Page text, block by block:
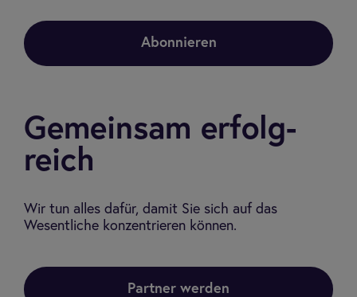
Abonnieren
Gemein­sam erfolg­
reich
Wir tun alles dafür, damit Sie sich auf das
Wesentliche konzentrieren können.
Partner werden